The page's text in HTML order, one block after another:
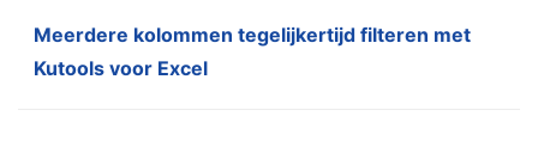
Meerdere kolommen tegelijkertijd filteren met
Kutools voor Excel